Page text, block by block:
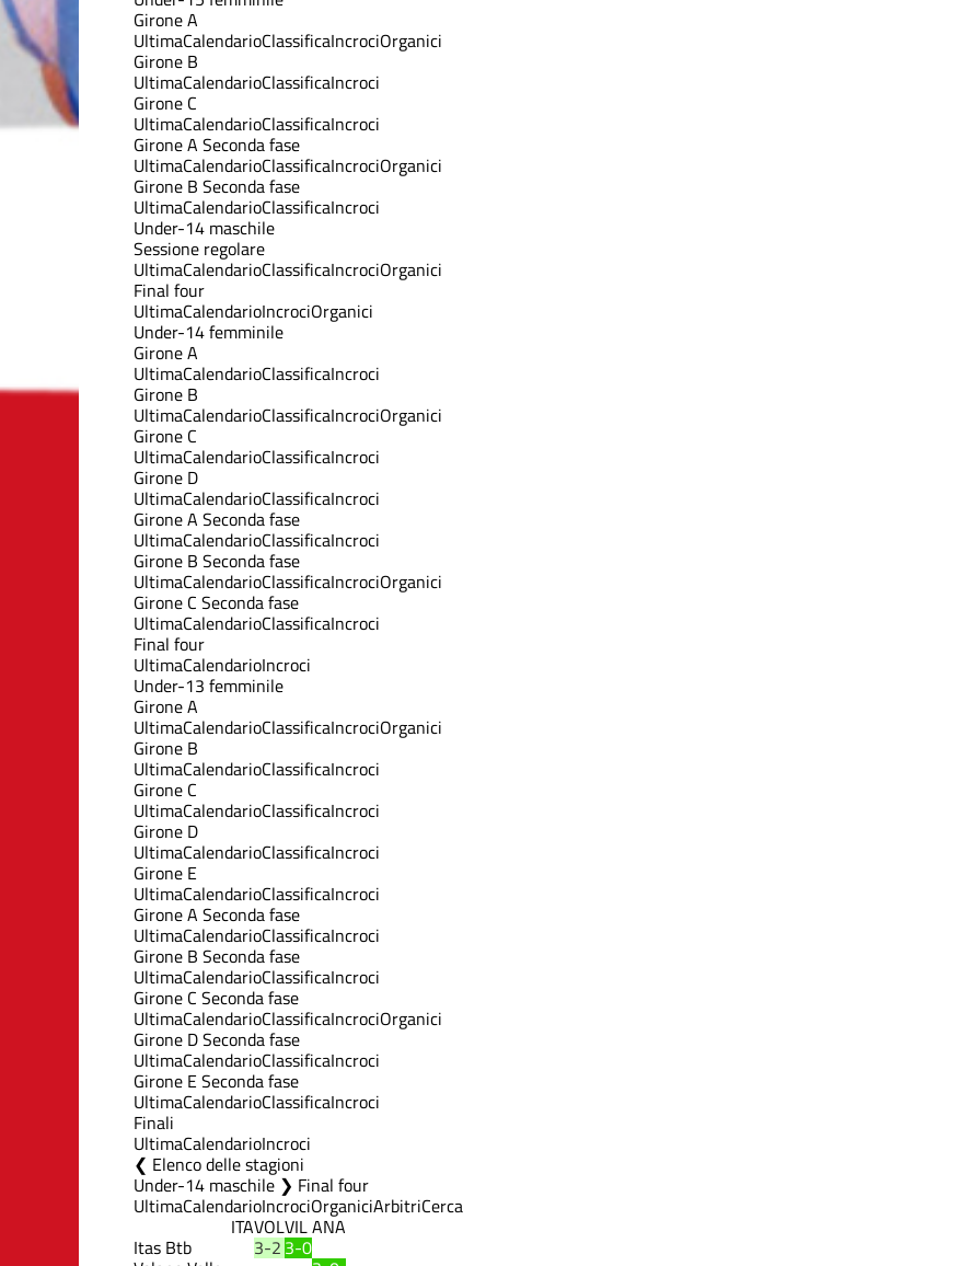
Girone A
UltimaCalendarioClassificaIncrociOrganici
Girone B
UltimaCalendarioClassificaIncroci
Girone C
UltimaCalendarioClassificaIncroci
Girone A Seconda fase
UltimaCalendarioClassificaIncrociOrganici
Girone B Seconda fase
UltimaCalendarioClassificaIncroci
Under-14 maschile
Sessione regolare
UltimaCalendarioClassificaIncrociOrganici
Final four
UltimaCalendarioIncrociOrganici
Under-14 femminile
Girone A
UltimaCalendarioClassificaIncroci
Girone B
UltimaCalendarioClassificaIncrociOrganici
Girone C
UltimaCalendarioClassificaIncroci
Girone D
UltimaCalendarioClassificaIncroci
Girone A Seconda fase
UltimaCalendarioClassificaIncroci
Girone B Seconda fase
UltimaCalendarioClassificaIncrociOrganici
Girone C Seconda fase
UltimaCalendarioClassificaIncroci
Final four
UltimaCalendarioIncroci
Under-13 femminile
Girone A
UltimaCalendarioClassificaIncrociOrganici
Girone B
UltimaCalendarioClassificaIncroci
Girone C
UltimaCalendarioClassificaIncroci
Girone D
UltimaCalendarioClassificaIncroci
Girone E
UltimaCalendarioClassificaIncroci
Girone A Seconda fase
UltimaCalendarioClassificaIncroci
Girone B Seconda fase
UltimaCalendarioClassificaIncroci
Girone C Seconda fase
UltimaCalendarioClassificaIncrociOrganici
Girone D Seconda fase
UltimaCalendarioClassificaIncroci
Girone E Seconda fase
UltimaCalendarioClassificaIncroci
Finali
UltimaCalendarioIncroci
Elenco delle stagioni
Under-14 maschile ❯ Final four
UltimaCalendarioIncrociOrganiciArbitriCerca
ITAVOLVILANA
Itas Btb 3-2 3-0